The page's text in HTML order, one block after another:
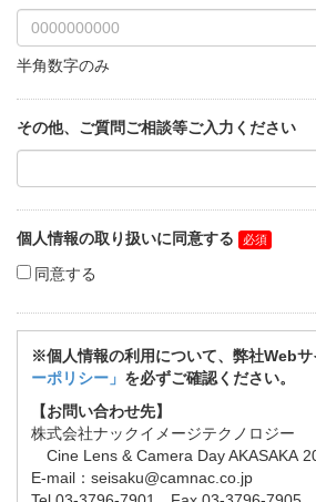
半角数字のみ
その他、ご質問ご相談等ご入力ください
個人情報の取り扱いに同意する
同意する
※個人情報の利用について、弊社Webサ
ーポリシー」 を必ずご確認ください。
【お問い合わせ先】
株式会社ナックイメージテクノロジー
Cine Lens & Camera Day AKASAKA
E-mail：seisaku@camnac.co.jp